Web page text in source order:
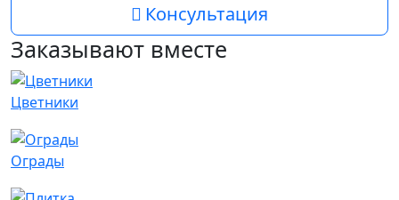
Консультация
Заказывают вместе
Цветники
Ограды